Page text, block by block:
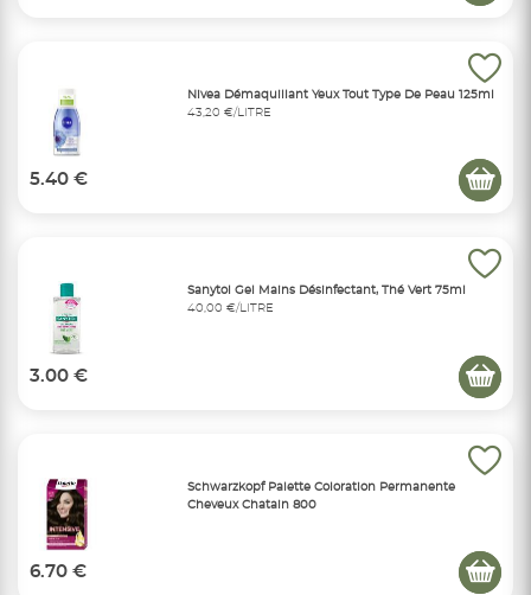
Nivea Démaquillant Yeux Tout Type De Peau 125ml
43,20 €/LITRE
5.40 €
Sanytol Gel Mains Désinfectant, Thé Vert 75ml
40,00 €/LITRE
3.00 €
Schwarzkopf Palette Coloration Permanente
Cheveux Chatain 800
6.70 €